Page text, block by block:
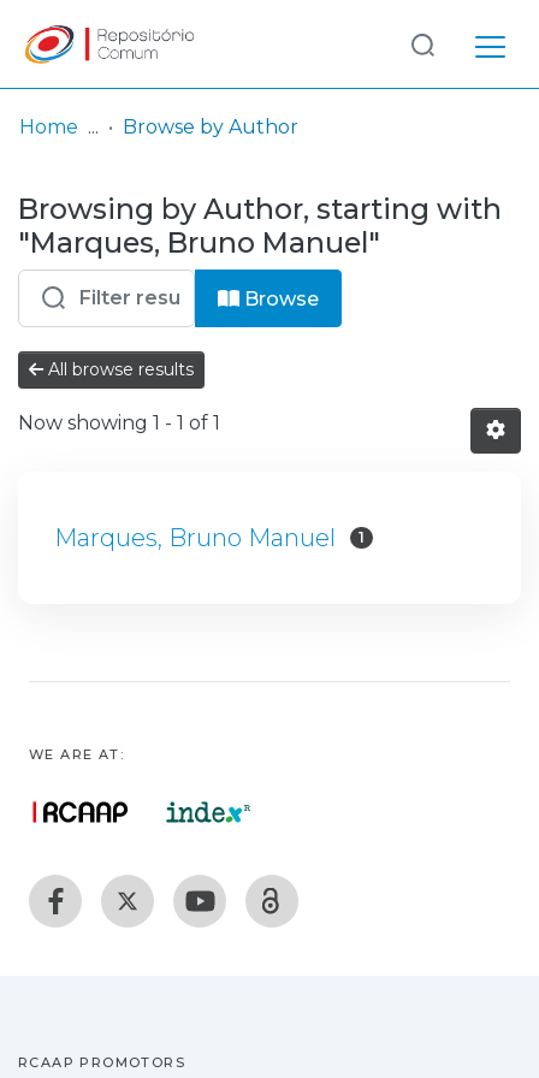
& Collections
Browse repository
Entities
Log
In
(current)
Home Browse by Author
Browsing by Author, starting with
"Marques, Bruno Manuel"
Browse
All browse results
Now showing 1 - 1 of 1
Marques, Bruno Manuel 1
WE ARE AT:
RCAAP PROMOTORS